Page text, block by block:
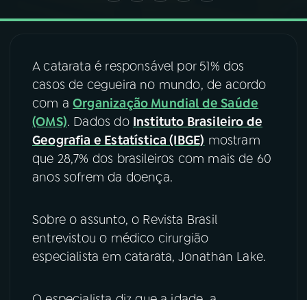
03PROGRAMAÇÃO
04PROGRAMAS
PODCASTS
06VIDEOCASTS
FESTIVAL DE MÚSICA
ACOMPANHE A RÁDIO NACIONAL
A catarata é responsável por 51% dos
casos de cegueira no mundo, de acordo
com aOrganização Mundial de Saúde
(OMS). Dados do Instituto Brasileiro de
Geografia e Estatística (IBGE) mostram
que 28,7% dos brasileiros com mais de 60
anos sofrem da doença.
Sobre o assunto, o Revista Brasil
entrevistou o médico cirurgião
especialista em catarata, Jonathan Lake.